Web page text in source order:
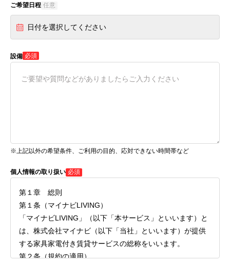
ご希望日程 任意
日付を選択してください
設備 必須
※上記以外の希望条件、ご利用の目的、応対できない時間帯など
個人情報の取り扱い 必須
第１章 総則
第１条（マイナビLIVING）
「マイナビLIVING」（以下「本サービス」といいます）と
は、株式会社マイナビ（以下「当社」といいます）が提供
する家具家電付き賃貸サービスの総称をいいます。
第２条（規約の適用）